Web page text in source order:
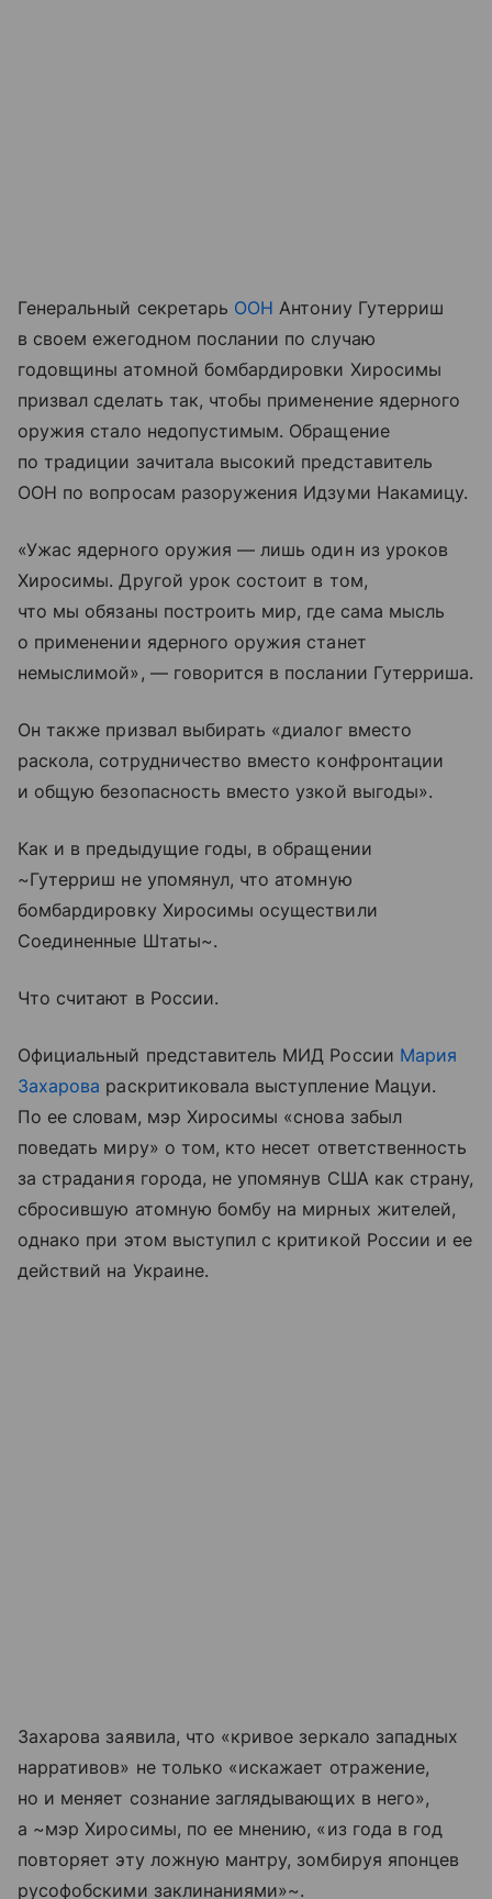
Генеральный секретарь ООН Антониу Гутерриш
в своем ежегодном послании по случаю
годовщины атомной бомбардировки Хиросимы
призвал сделать так, чтобы применение ядерного
оружия стало недопустимым. Обращение
по традиции зачитала высокий представитель
ООН по вопросам разоружения Идзуми Накамицу.
«Ужас ядерного оружия — лишь один из уроков
Хиросимы. Другой урок состоит в том,
что мы обязаны построить мир, где сама мысль
о применении ядерного оружия станет
немыслимой», — говорится в послании Гутерриша.
Он также призвал выбирать «диалог вместо
раскола, сотрудничество вместо конфронтации
и общую безопасность вместо узкой выгоды».
Как и в предыдущие годы, в обращении
~Гутерриш не упомянул, что атомную
бомбардировку Хиросимы осуществили
Соединенные Штаты~.
Что считают в России.
Официальный представитель МИД России Мария
Захарова раскритиковала выступление Мацуи.
По ее словам, мэр Хиросимы «снова забыл
поведать миру» о том, кто несет ответственность
за страдания города, не упомянув США как страну,
сбросившую атомную бомбу на мирных жителей,
однако при этом выступил с критикой России и ее
действий на Украине.
Захарова заявила, что «кривое зеркало западных
нарративов» не только «искажает отражение,
но и меняет сознание заглядывающих в него»,
а ~мэр Хиросимы, по ее мнению, «из года в год
повторяет эту ложную мантру, зомбируя японцев
русофобскими заклинаниями»~.